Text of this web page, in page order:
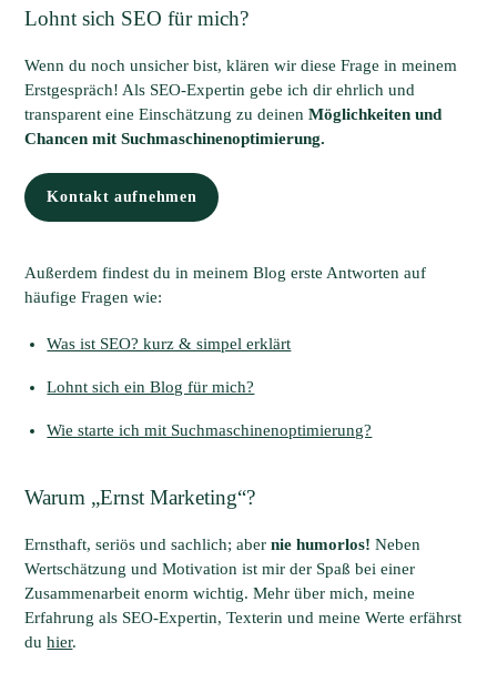
Lohnt sich SEO für mich?
Wenn du noch unsicher bist, klären wir diese Frage in meinem
Erstgespräch! Als SEO-Expertin gebe ich dir ehrlich und
transparent eine Einschätzung zu deinen Möglichkeiten und
Chancen mit Suchmaschinenoptimierung.
Kontakt aufnehmen
Außerdem findest du in meinem Blog erste Antworten auf
häufige Fragen wie:
Was ist SEO? kurz & simpel erklärt
Lohnt sich ein Blog für mich?
Wie starte ich mit Suchmaschinenoptimierung?
Warum „Ernst Marketing“?
Ernsthaft, seriös und sachlich; abernie humorlos! Neben
Wertschätzung und Motivation ist mir der Spaß bei einer
Zusammenarbeit enorm wichtig. Mehr über mich, meine
Erfahrung als SEO-Expertin, Texterin und meine Werte erfährst
duhier.